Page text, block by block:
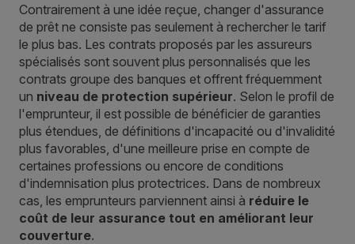
Contrairement à une idée reçue, changer d'assurance
de prêt ne consiste pas seulement à rechercher le tarif
le plus bas. Les contrats proposés par les assureurs
spécialisés sont souvent plus personnalisés que les
contrats groupe des banques et offrent fréquemment
un niveau de protection supérieur. Selon le profil de
l'emprunteur, il est possible de bénéficier de garanties
plus étendues, de définitions d'incapacité ou d'invalidité
plus favorables, d'une meilleure prise en compte de
certaines professions ou encore de conditions
d'indemnisation plus protectrices. Dans de nombreux
cas, les emprunteurs parviennent ainsi à réduire le
coût de leur assurance tout en améliorant leur
couverture.